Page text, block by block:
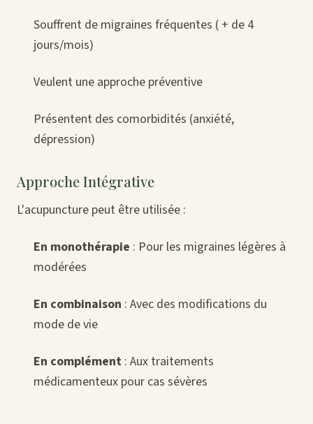
Souffrent de migraines fréquentes ( + de 4
jours/mois)
Veulent une approche préventive
Présentent des comorbidités (anxiété,
dépression)
Approche Intégrative
L'acupuncture peut être utilisée :
En monothérapie : Pour les migraines légères à
modérées
En combinaison : Avec des modifications du
mode de vie
En complément : Aux traitements
médicamenteux pour cas sévères